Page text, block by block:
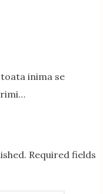
inima se
Required fields